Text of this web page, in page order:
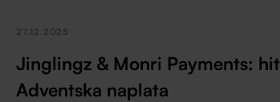
27.12.2025
Jinglingz & Monri Payments: hit
Adventska naplata